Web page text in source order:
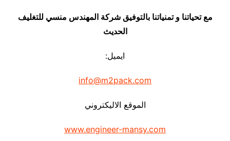
مع تحياتنا و تمنياتنا بالتوفيق شركة المهندس منسي للتغليف
الحديث
ايميل:
info@m2pack.com
الموقع الاليكتروني
www.engineer-mansy.com